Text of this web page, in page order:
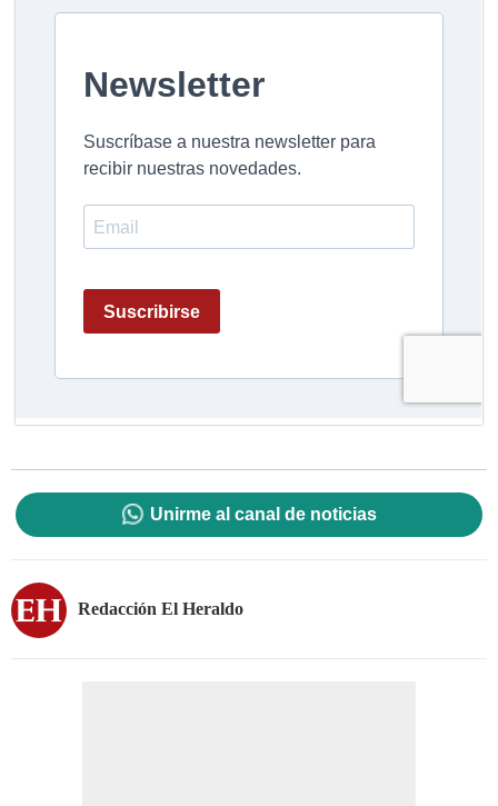
Unirme al canal de noticias
Redacción El Heraldo